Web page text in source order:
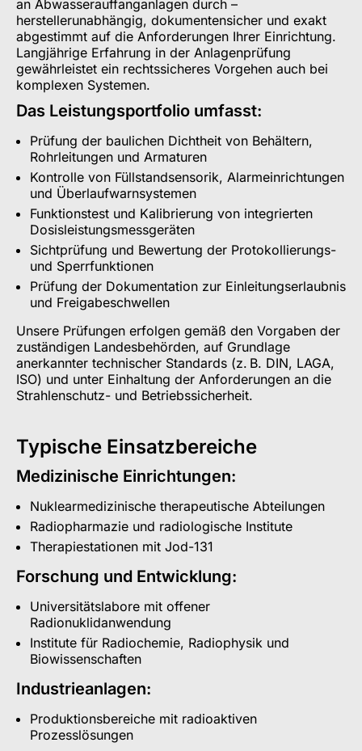
an Abwasserauffanganlagen durch –
herstellerunabhängig, dokumentensicher und exakt
abgestimmt auf die Anforderungen Ihrer Einrichtung.
Langjährige Erfahrung in der Anlagenprüfung
gewährleistet ein rechtssicheres Vorgehen auch bei
komplexen Systemen.
Das Leistungsportfolio umfasst:
Prüfung der baulichen Dichtheit von Behältern,
Rohrleitungen und Armaturen
Kontrolle von Füllstandsensorik, Alarmeinrichtungen
und Überlaufwarnsystemen
Funktionstest und Kalibrierung von integrierten
Dosisleistungsmessgeräten
Sichtprüfung und Bewertung der Protokollierungs-
und Sperrfunktionen
Prüfung der Dokumentation zur Einleitungserlaubnis
und Freigabeschwellen
Unsere Prüfungen erfolgen gemäß den Vorgaben der
zuständigen Landesbehörden, auf Grundlage
anerkannter technischer Standards (z. B. DIN, LAGA,
ISO) und unter Einhaltung der Anforderungen an die
Strahlenschutz- und Betriebssicherheit.
Typische Einsatzbereiche
Medizinische Einrichtungen:
Nuklearmedizinische therapeutische Abteilungen
Radiopharmazie und radiologische Institute
Therapiestationen mit Jod-131
Forschung und Entwicklung:
Universitätslabore mit offener
Radionuklidanwendung
Institute für Radiochemie, Radiophysik und
Biowissenschaften
Industrieanlagen:
Produktionsbereiche mit radioaktiven
Prozesslösungen